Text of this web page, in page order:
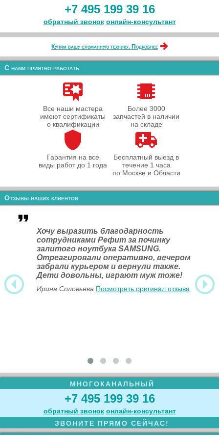
+7 495 199 39 16
обратный звонок онлайн‑консультант
Купим вашу сломанную технику. Подробнее
С нами приятно работать
Все наши мастера
имеют сертификаты
о квалификации
Более 3000
запчастей в наличии
на складе
Гарантия на все
виды работ до 1 года
Бесплатный выезд в
течение 1 часа
по Москве и Области
Отзывы наших клиентов
Хочу выразить благодарность
сотрудниками Рефит за починку
залитого ноутбука SAMSUNG.
Отреагировали оперативно, вечером
забрали курьером и вернули также.
Дети довольны, играют муж тоже!
Ирина Соловьева Посмотреть оригинал отзыва
МНОГОКАНАЛЬНЫЙ
+7 495 199 39 16
обратный звонок онлайн‑консультант
ЗВОНИТЕ ПРЯМО СЕЙЧАС!